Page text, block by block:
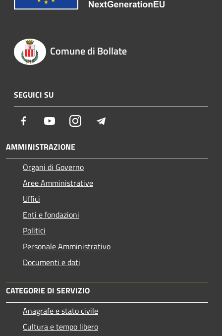
Comune di Bollate
SEGUICI SU
Facebook YoutubeInstagram
AMMINISTRAZIONE
Organi di Governo
Aree Amministrative
Uffici
Enti e fondazioni
Politici
Personale Amministrativo
Documenti e dati
CATEGORIE DI SERVIZIO
Anagrafe e stato civile
Cultura e tempo libero